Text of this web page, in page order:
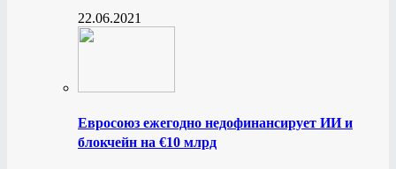
22.06.2021
Евросоюз ежегодно недофинансирует ИИ и
блокчейн на €10 млрд